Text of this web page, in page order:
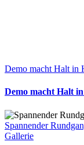
Demo macht Halt in
Demo macht Halt
Spannender
Gallerie